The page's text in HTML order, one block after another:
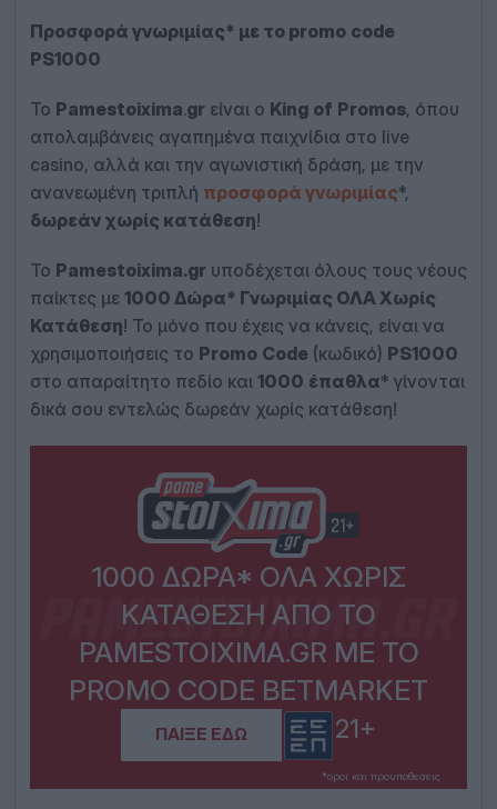
Προσφορά γνωριμίας* με το promo code
PS1000
Το Pamestoixima.grείναι ο King of Promos, όπου
απολαμβάνεις αγαπημένα παιχνίδια στο live
casino, αλλά και την αγωνιστική δράση, με την
ανανεωμένη τριπλή προσφορά γνωριμίας*,
δωρεάν χωρίς κατάθεση!
Το Pamestoixima.grυποδέχεται όλους τους νέους
παίκτες με 1000 Δώρα* Γνωριμίας ΟΛΑ Χωρίς
Κατάθεση! Το μόνο που έχεις να κάνεις, είναι να
χρησιμοποιήσεις το Promo Code (κωδικό) PS1000
στο απαραίτητο πεδίο και 1000 έπαθλα* γίνονται
δικά σου εντελώς δωρεάν χωρίς κατάθεση!
1000 ΔΏΡΑ* ΟΛΑ ΧΩΡΊΣ
ΚΑΤΆΘΕΣΗ ΑΠΌ ΤΟ
PAMESTOIXIMA.GR ΜΕ ΤΟ
PROMO CODE BETMARKET
ΠΑΙΞΕ ΕΔΩ 21+
*οροι και προυποθεσεις